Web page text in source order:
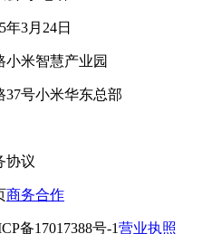
年3月24日
米智慧产业园
号小米华东总部
协议
商务合作
备17017388号-1营业执照